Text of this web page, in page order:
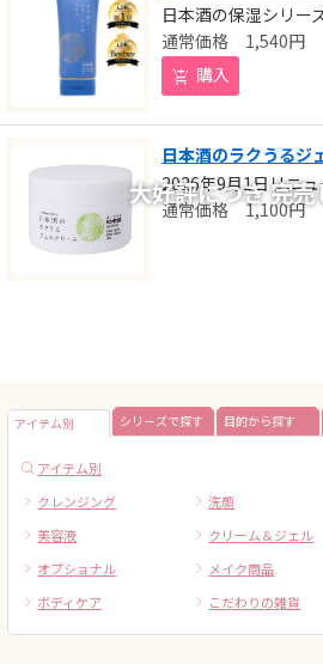
日本酒の保湿シリー
1,540円
購入
日本酒のラクうるジ
2026年9月1日リニュ
1,100円
アイテム別 シリーズで探す 目的から探す
アイテム別
クレンジング
洗顔
美容液
クリーム＆ジェル
オプショナル
メイク商品
ボディケア
こだわりの雑貨